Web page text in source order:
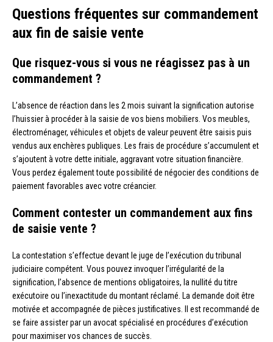
Questions fréquentes sur commandement
aux fin de saisie vente
Que risquez-vous si vous ne réagissez pas à un
commandement ?
L’absence de réaction dans les 2 mois suivant la signification autorise
l’huissier à procéder à la saisie de vos biens mobiliers. Vos meubles,
électroménager, véhicules et objets de valeur peuvent être saisis puis
vendus aux enchères publiques. Les frais de procédure s’accumulent et
s’ajoutent à votre dette initiale, aggravant votre situation financière.
Vous perdez également toute possibilité de négocier des conditions de
paiement favorables avec votre créancier.
Comment contester un commandement aux fins
de saisie vente ?
La contestation s’effectue devant le juge de l’exécution du tribunal
judiciaire compétent. Vous pouvez invoquer l’irrégularité de la
signification, l’absence de mentions obligatoires, la nullité du titre
exécutoire ou l’inexactitude du montant réclamé. La demande doit être
motivée et accompagnée de pièces justificatives. Il est recommandé de
se faire assister par un avocat spécialisé en procédures d’exécution
pour maximiser vos chances de succès.